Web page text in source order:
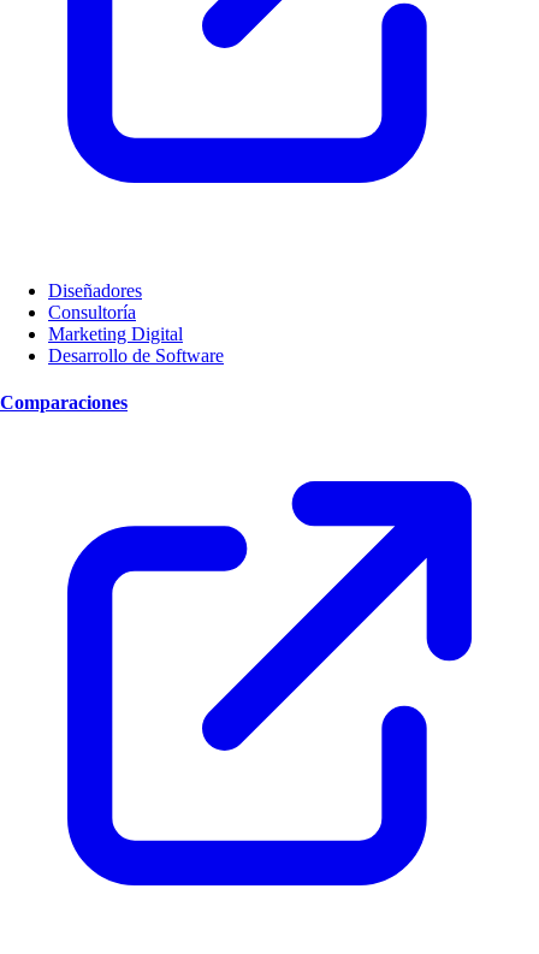
Diseñadores
Consultoría
Marketing Digital
Desarrollo de Software
Comparaciones